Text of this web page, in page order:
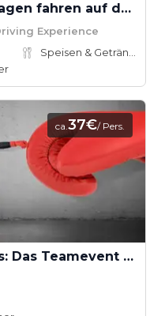
Supersportwagen fahren auf dem Hockenheimring
Experience
ca.37€/ Pers.
Beat the Boss: Das Teamevent voller Spaß und Action